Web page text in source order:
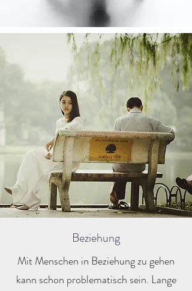
Beziehung
Mit Menschen in Beziehung zu gehen
kann schon problematisch sein. Lange